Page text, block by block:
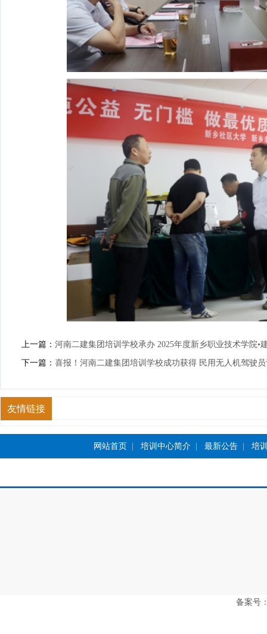
上一篇： 河南二建集团培训学校承办 2025年度新乡职业技术学院
下一篇： 喜报！河南二建集团培训学校成功获得 民用无人机驾驶
友情链接
网站首页 培训中心简介| 最新公告| 培
备案号